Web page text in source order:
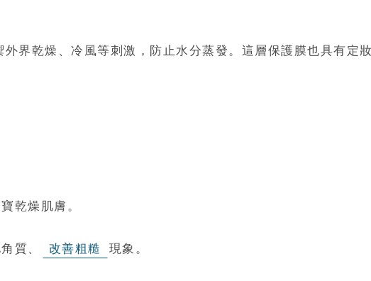
界乾燥、冷風等刺激，防止水分蒸發。這層保護膜也具有定
乾燥肌膚。
質、
改善粗糙 現象。